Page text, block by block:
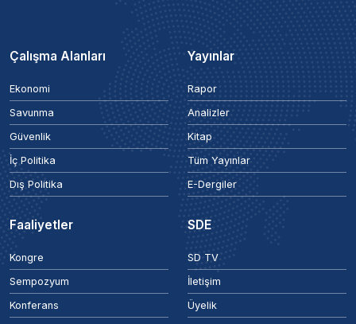
Çalışma Alanları
Ekonomi
Savunma
Güvenlik
İç Politika
Dış Politika
Yayınlar
Rapor
Analizler
Kitap
Tüm Yayınlar
E-Dergiler
Faaliyetler
Kongre
Sempozyum
Konferans
SDE
SD TV
İletişim
Üyelik